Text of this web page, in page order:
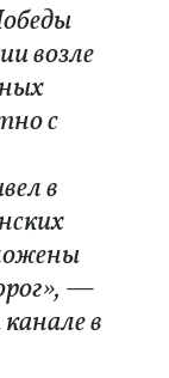
возле
с
в
—
в